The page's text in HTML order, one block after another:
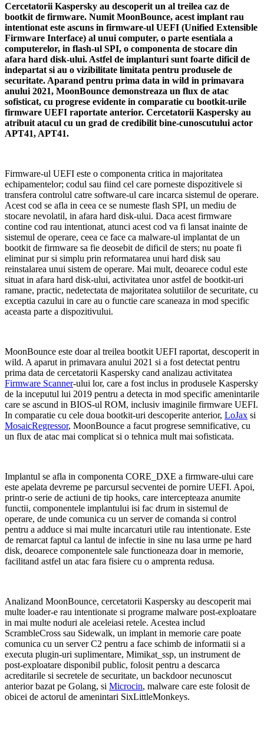
Cercetatorii Kaspersky au descoperit un al treilea caz de
bootkit de firmware. Numit MoonBounce, acest implant rau
intentionat este ascuns in firmware-ul UEFI (Unified Extensible
Firmware Interface) al unui computer, o parte esentiala a
computerelor, in flash-ul SPI, o componenta de stocare din
afara hard disk-ului. Astfel de implanturi sunt foarte dificil de
indepartat si au o vizibilitate limitata pentru produsele de
securitate. Aparand pentru prima data in wild in primavara
anului 2021, MoonBounce demonstreaza un flux de atac
sofisticat, cu progrese evidente in comparatie cu bootkit-urile
firmware UEFI raportate anterior. Cercetatorii Kaspersky au
atribuit atacul cu un grad de credibilit bine-cunoscutului actor
APT41, APT41.
Firmware-ul UEFI este o componenta critica in majoritatea
echipamentelor; codul sau fiind cel care porneste dispozitivele si
transfera controlul catre software-ul care incarca sistemul de operare.
Acest cod se afla in ceea ce se numeste flash SPI, un mediu de
stocare nevolatil, in afara hard disk-ului. Daca acest firmware
contine cod rau intentionat, atunci acest cod va fi lansat inainte de
sistemul de operare, ceea ce face ca malware-ul implantat de un
bootkit de firmware sa fie deosebit de dificil de sters; nu poate fi
eliminat pur si simplu prin reformatarea unui hard disk sau
reinstalarea unui sistem de operare. Mai mult, deoarece codul este
situat in afara hard disk-ului, activitatea unor astfel de bootkit-uri
ramane, practic, nedetectata de majoritatea solutiilor de securitate, cu
exceptia cazului in care au o functie care scaneaza in mod specific
aceasta parte a dispozitivului.
MoonBounce este doar al treilea bootkit UEFI raportat, descoperit in
wild. A aparut in primavara anului 2021 si a fost detectat pentru
prima data de cercetatorii Kaspersky cand analizau activitatea
Firmware Scanner-ului lor, care a fost inclus in produsele Kaspersky
de la inceputul lui 2019 pentru a detecta in mod specific amenintarile
care se ascund in BIOS-ul ROM, inclusiv imaginile firmware UEFI.
In comparatie cu cele doua bootkit-uri descoperite anterior, LoJax si
MosaicRegressor, MoonBounce a facut progrese semnificative, cu
un flux de atac mai complicat si o tehnica mult mai sofisticata.
Implantul se afla in componenta CORE_DXE a firmware-ului care
este apelata devreme pe parcursul secventei de pornire UEFI. Apoi,
printr-o serie de actiuni de tip hooks, care intercepteaza anumite
functii, componentele implantului isi fac drum in sistemul de
operare, de unde comunica cu un server de comanda si control
pentru a adduce si mai multe incarcaturi utile rau intentionate. Este
de remarcat faptul ca lantul de infectie in sine nu lasa urme pe hard
disk, deoarece componentele sale functioneaza doar in memorie,
facilitand astfel un atac fara fisiere cu o amprenta redusa.
Analizand MoonBounce, cercetatorii Kaspersky au descoperit mai
multe loader-e rau intentionate si programe malware post-exploatare
in mai multe noduri ale aceleiasi retele. Acestea includ
ScrambleCross sau Sidewalk, un implant in memorie care poate
comunica cu un server C2 pentru a face schimb de informatii si a
executa plugin-uri suplimentare, Mimikat_ssp, un instrument de
post-exploatare disponibil public, folosit pentru a descarca
acreditarile si secretele de securitate, un backdoor necunoscut
anterior bazat pe Golang, si Microcin, malware care este folosit de
obicei de actorul de amenintari SixLittleMonkeys.